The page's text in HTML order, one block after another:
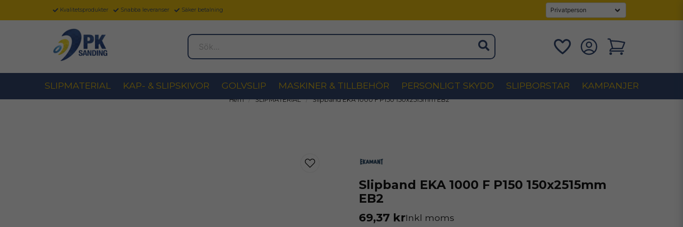
Kvalitetsprodukter Snabba leveranser Säker betalning
Sök...
SLIPMATERIAL KAP- & SLIPSKIVOR GOLVSLIP MASKINER & TILLBEHÖR PERSONLIGT SKYDD SLIPBORSTAR KAMPANJER
Hem SLIPMATERIAL Slipband EKA 1000 F P150 150x2515mm EB2
Slipband EKA 1000 F P150 150x2515mm
EB2
69,37 krInkl moms